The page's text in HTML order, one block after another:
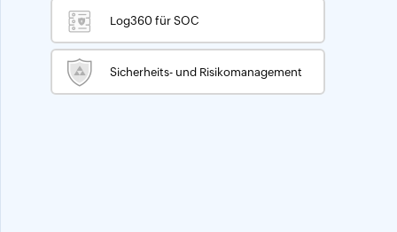
Log360 für SOC
Sicherheits- und Risikomanagement